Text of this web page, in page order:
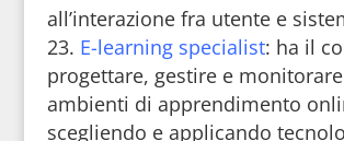
all’interazione fra utente e
E-learning specialist: ha il
progettare, gestire e
ambienti di apprendimento
scegliendo e applicando